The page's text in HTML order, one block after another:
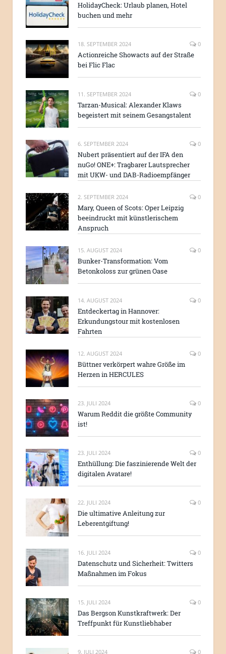
HolidayCheck: Urlaub planen, Hotel
buchen und mehr
18. SEPTEMBER 2024 0
Actionreiche Showacts auf der Straße
bei Flic Flac
11. SEPTEMBER 2024 0
Tarzan-Musical: Alexander Klaws
begeistert mit seinem Gesangstalent
6. SEPTEMBER 2024 0
Nubert präsentiert auf der IFA den
nuGo! ONE+: Tragbarer Lautsprecher
mit UKW- und DAB-Radioempfänger
2. SEPTEMBER 2024 0
Mary, Queen of Scots: Oper Leipzig
beeindruckt mit künstlerischem
Anspruch
15. AUGUST 2024 0
Bunker-Transformation: Vom
Betonkoloss zur grünen Oase
14. AUGUST 2024 0
Entdeckertag in Hannover:
Erkundungstour mit kostenlosen
Fahrten
12. AUGUST 2024 0
Büttner verkörpert wahre Größe im
Herzen in HERCULES
23. JULI 2024 0
Warum Reddit die größte Community
ist!
23. JULI 2024 0
Enthüllung: Die faszinierende Welt der
digitalen Avatare!
22. JULI 2024 0
Die ultimative Anleitung zur
Leberentgiftung!
16. JULI 2024 0
Datenschutz und Sicherheit: Twitters
Maßnahmen im Fokus
15. JULI 2024 0
Das Bergson Kunstkraftwerk: Der
Treffpunkt für Kunstliebhaber
9. JULI 2024 0